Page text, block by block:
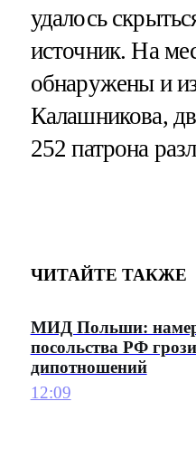
удалось
источник. На
обнаружены и
Калашникова,
252 патрона
ЧИТАЙТЕ ТАКЖЕ
МИД Польши:
посольства РФ
дипотношений
12:09